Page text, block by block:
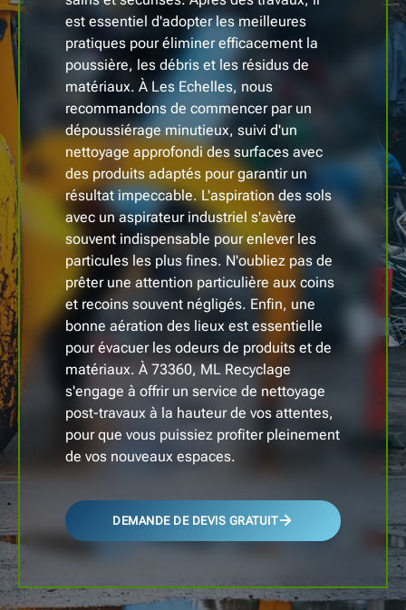
est essentiel d'adopter les meilleures
pratiques pour éliminer efficacement la
poussière, les débris et les résidus de
matériaux. À Les Echelles, nous
recommandons de commencer par un
dépoussiérage minutieux, suivi d'un
nettoyage approfondi des surfaces avec
des produits adaptés pour garantir un
résultat impeccable. L'aspiration des sols
avec un aspirateur industriel s'avère
souvent indispensable pour enlever les
particules les plus fines. N'oubliez pas de
prêter une attention particulière aux coins
et recoins souvent négligés. Enfin, une
bonne aération des lieux est essentielle
pour évacuer les odeurs de produits et de
matériaux. À 73360, ML Recyclage
s'engage à offrir un service de nettoyage
post-travaux à la hauteur de vos attentes,
pour que vous puissiez profiter pleinement
de vos nouveaux espaces.
DEMANDE DE DEVIS GRATUIT